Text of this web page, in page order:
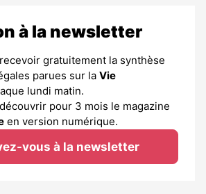
à la newsletter
gratuitement la synthèse
parues sur la Vie
lundi matin.
pour 3 mois le magazine
en version numérique.
vous à la newsletter